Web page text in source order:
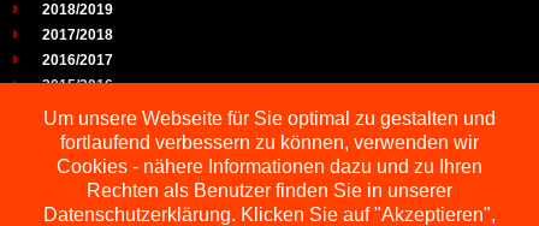
2018/2019
2017/2018
2016/2017
2015/2016
2014/2015
2013/2014
2012/2013
2011/2012
2010/2011
Um unsere Webseite für Sie optimal zu gestalten und
fortlaufend verbessern zu können, verwenden wir
Cookies - nähere Informationen dazu und zu Ihren
Rechten als Benutzer finden Sie in unserer
Datenschutzerklärung. Klicken Sie auf "Akzeptieren",